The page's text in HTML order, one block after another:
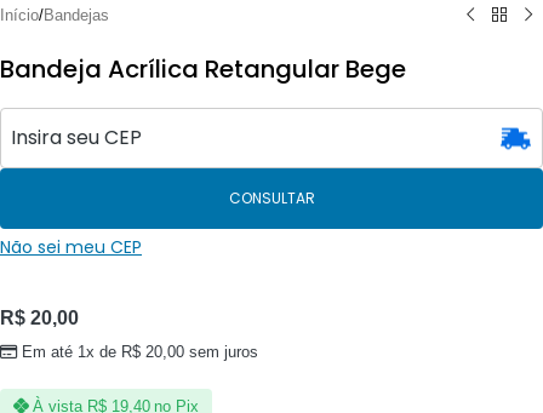
Início/Bandejas
Bandeja Acrílica Retangular Bege
CONSULTAR
Não sei meu CEP
R$ 20,00
Em até 1x de R$ 20,00 sem juros
À vista R$19,40 no Pix